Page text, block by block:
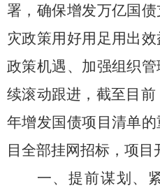
署， 确保增发万亿国
灾政策用好用足用出效
政策机遇、加强组织
续滚动跟进，截至 目前
年增发国债项目清单
目全部挂网招标，项目
一、提前谋划、